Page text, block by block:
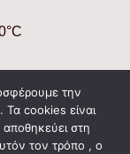
την
Τα cookies είναι
στη
τον τρόπο , ο